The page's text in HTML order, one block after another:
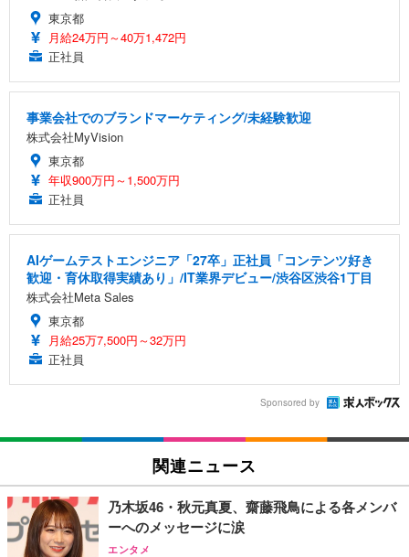
東京都
月給24万円～40万1,472円
正社員
事業会社でのブランドマーケティング/未経験歓迎
株式会社MyVision
東京都
年収900万円～1,500万円
正社員
AIゲームテストエンジニア「27卒」正社員「コンテンツ好き
歓迎・育休取得実績あり」/IT業界デビュー/渋谷区渋谷1丁目
株式会社Meta Sales
東京都
月給25万7,500円～32万円
正社員
Sponsored by
関連ニュース
乃木坂46・秋元真夏、齋藤飛鳥による各メンバ
ーへのメッセージに涙
エンタメ